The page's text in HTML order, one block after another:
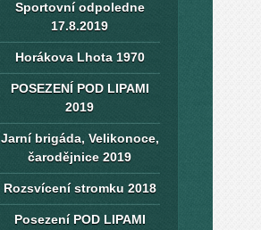
Sportovní odpoledne
17.8.2019
Horákova Lhota 1970
POSEZENÍ POD LIPAMI
2019
Jarní brigáda, Velikonoce,
čarodějnice 2019
Rozsvícení stromku 2018
Posezení POD LIPAMI